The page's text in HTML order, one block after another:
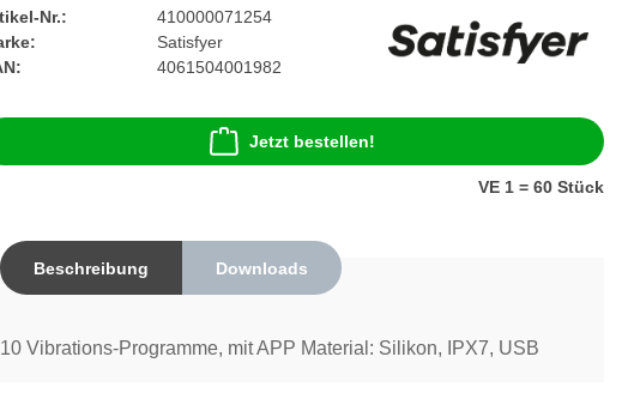
Nr.:
410000071254
Satisfyer
4061504001982
Jetzt bestellen!
VE 1 = 60 Stück
Beschreibung Downloads
10 Vibrations-Programme, mit APP Material: Silikon, IPX7, USB